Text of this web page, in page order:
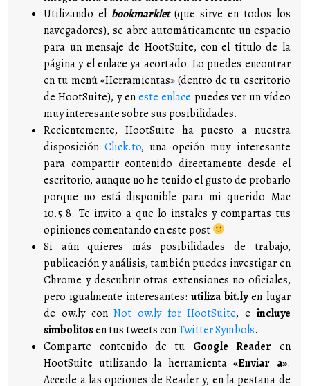
Utilizando el bookmarklet(que sirve en todos los
navegadores), se abre automáticamente un espacio
para un mensaje de HootSuite, con el título de la
página y el enlace ya acortado. Lo puedes encontrar
en tu menú «Herramientas» (dentro de tu escritorio
de HootSuite), y eneste enlace puedes ver un vídeo
muy interesante sobre sus posibilidades.
Recientemente, HootSuite ha puesto a nuestra
disposiciónClick.to, una opción muy interesante
para compartir contenido directamente desde el
escritorio, aunque no he tenido el gusto de probarlo
porque no está disponible para mi querido Mac
10.5.8. Te invito a que lo instales y compartas tus
opiniones comentando en este post
Si aún quieres más posibilidades de trabajo,
publicación y análisis, también puedes investigar en
Chrome y descubrir otras extensiones no oficiales,
pero igualmente interesantes:utiliza bit.lyen lugar
de ow.ly conNot ow.ly for HootSuite, e incluye
simbolitosen tus tweets conTwitter Symbols.
Comparte contenido de tu Google Reader en
HootSuite utilizando la herramienta«Enviar a».
Accede a las opciones de Reader y, en la pestaña de